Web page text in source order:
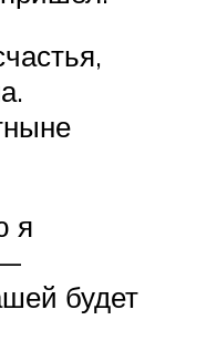
я
будет